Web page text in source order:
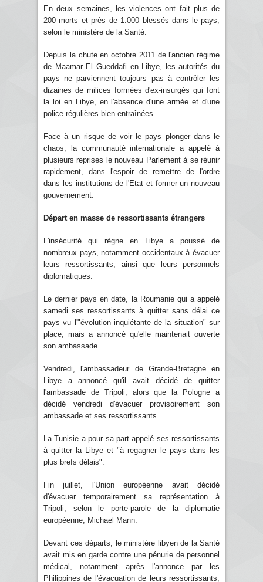
En deux semaines, les violences ont fait plus de
200 morts et près de 1.000 blessés dans le pays,
selon le ministère de la Santé.
Depuis la chute en octobre 2011 de l'ancien régime
de Maamar El Gueddafi en Libye, les autorités du
pays ne parviennent toujours pas à contrôler les
dizaines de milices formées d'ex-insurgés qui font
la loi en Libye, en l'absence d'une armée et d'une
police régulières bien entraînées.
Face à un risque de voir le pays plonger dans le
chaos, la communauté internationale a appelé à
plusieurs reprises le nouveau Parlement à se réunir
rapidement, dans l'espoir de remettre de l'ordre
dans les institutions de l'Etat et former un nouveau
gouvernement.
Départ en masse de ressortissants étrangers
L'insécurité qui règne en Libye a poussé de
nombreux pays, notamment occidentaux à évacuer
leurs ressortissants, ainsi que leurs personnels
diplomatiques.
Le dernier pays en date, la Roumanie qui a appelé
samedi ses ressortissants à quitter sans délai ce
pays vu l'"évolution inquiétante de la situation" sur
place, mais a annoncé qu'elle maintenait ouverte
son ambassade.
Vendredi, l'ambassadeur de Grande-Bretagne en
Libye a annoncé qu'il avait décidé de quitter
l'ambassade de Tripoli, alors que la Pologne a
décidé vendredi d'évacuer provisoirement son
ambassade et ses ressortissants.
La Tunisie a pour sa part appelé ses ressortissants
à quitter la Libye et "à regagner le pays dans les
plus brefs délais".
Fin juillet, l'Union européenne avait décidé
d'évacuer temporairement sa représentation à
Tripoli, selon le porte-parole de la diplomatie
européenne, Michael Mann.
Devant ces départs, le ministère libyen de la Santé
avait mis en garde contre une pénurie de personnel
médical, notamment après l'annonce par les
Philippines de l'évacuation de leurs ressortissants,